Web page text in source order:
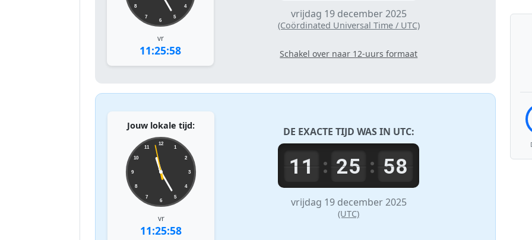
4
5
6
7
8
vr
11:25:58
vrijdag 19 december 2025
(Coördinated Universal Time / UTC)
Schakel over naar 12-uurs formaat
Jouw lokale tijd:
12
1
2
3
4
5
6
7
8
9
10
11
vr
11:25:58
DE EXACTE TIJD WAS IN UTC:
11 : 25 : 58
vrijdag 19 december 2025
(UTC)